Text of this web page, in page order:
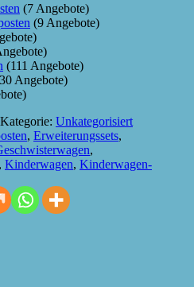
(7 Angebote)
(9 Angebote)
(111 Angebote)
Angebote)
Kategorie: Unkategorisiert
, Erweiterungssets,
,
, Kinderwagen, Kinderwagen-